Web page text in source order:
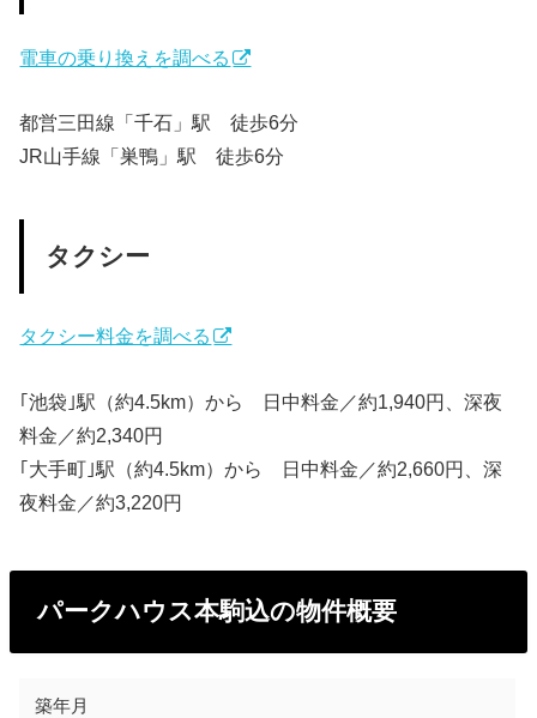
電車の乗り換えを調べる
都営三田線「千石」駅 徒歩6分
JR山手線「巣鴨」駅 徒歩6分
タクシー
タクシー料金を調べる
｢池袋｣駅（約4.5km）から 日中料金／約1,940円、深夜
料金／約2,340円
｢大手町｣駅（約4.5km）から 日中料金／約2,660円、深
夜料金／約3,220円
パークハウス本駒込の物件概要
築年月